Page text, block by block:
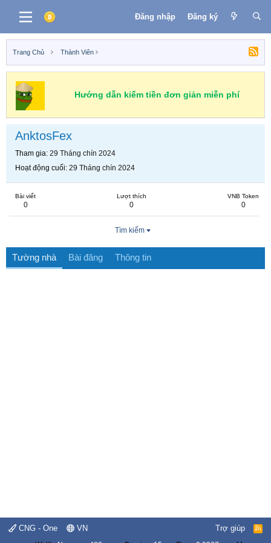
Đăng nhập Đăng ký
Trang Chủ Thành Viên
Hướng dẫn kiếm tiền đơn giản miễn phí
AnktosFex
Tham gia 29 Tháng chín 2024
Hoạt động cuối 29 Tháng chín 2024
Bài viết
0
Lượt thích
0
VNB Token
0
Tìm kiếm
Tường nhà Bài đăng Thông tin
CNG - One VN Trợ giúp
R